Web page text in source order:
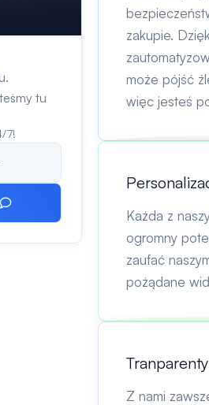
tu
7!
zakupie.
może pójść
więc jesteś
Każda z
ogromny
zaufać
pożądane
Tranparenty
Z nami